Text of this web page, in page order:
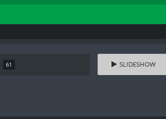
61 SLIDESHOW